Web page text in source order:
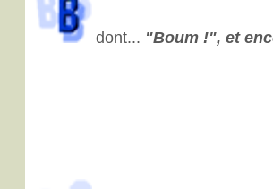
dont... "Boum !", et